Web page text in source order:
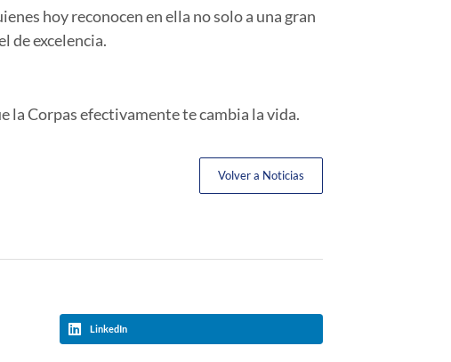
hoy reconocen en ella no solo a una gran
de excelencia.
la Corpas efectivamente te cambia la vida.
Volver a Noticias
LinkedIn